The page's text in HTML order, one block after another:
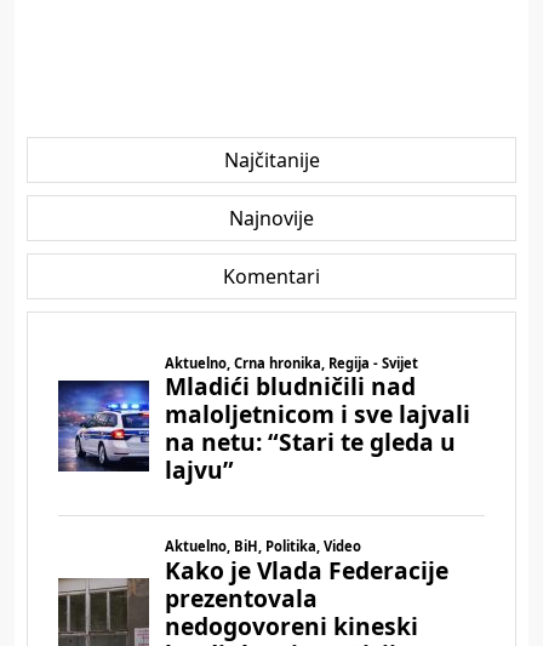
Najčitanije
Najnovije
Komentari